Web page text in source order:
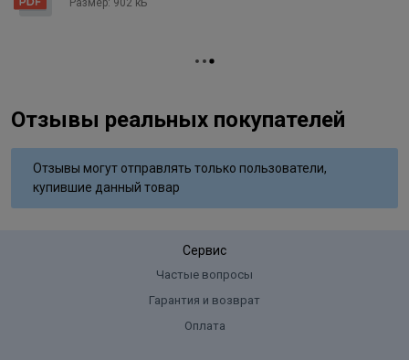
coconut oil, Polyquatemium-10, Hydrolyzed silk protein (hydrolyzed
Размер: 902 кБ
Отзывы реальных покупателей
Отзывы могут отправлять только пользователи,
купившие данный товар
Сервис
Частые вопросы
Гарантия и возврат
Оплата